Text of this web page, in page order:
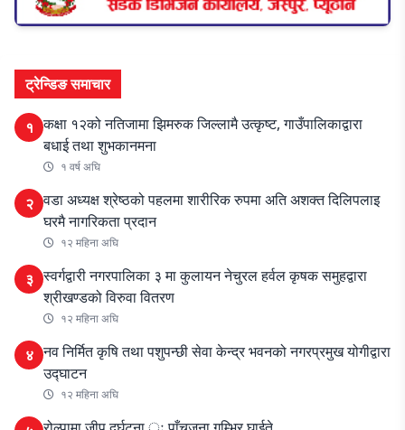
ट्रेन्डिङ समाचार
१ कक्षा १२को नतिजामा झिमरुक जिल्लामै उत्कृष्ट, गाउँपालिकाद्वारा
बधाई तथा शुभकानमना
१ वर्ष अघि
२ वडा अध्यक्ष श्रेष्ठको पहलमा शारीरिक रुपमा अति अशक्त दिलिपलाइ
घरमै नागरिकता प्रदान
१२ महिना अघि
३ स्वर्गद्वारी नगरपालिका ३ मा कुलायन नेचुरल हर्वल कृषक समुहद्वारा
श्रीखण्डको विरुवा वितरण
१२ महिना अघि
४ नव निर्मित कृषि तथा पशुपन्छी सेवा केन्द्र भवनको नगरप्रमुख योगीद्वारा
उद्घाटन
१२ महिना अघि